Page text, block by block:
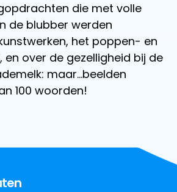
die met volle
de blubber werden
het poppen- en
en over de gezelligheid bij de
maar…beelden
100 woorden!